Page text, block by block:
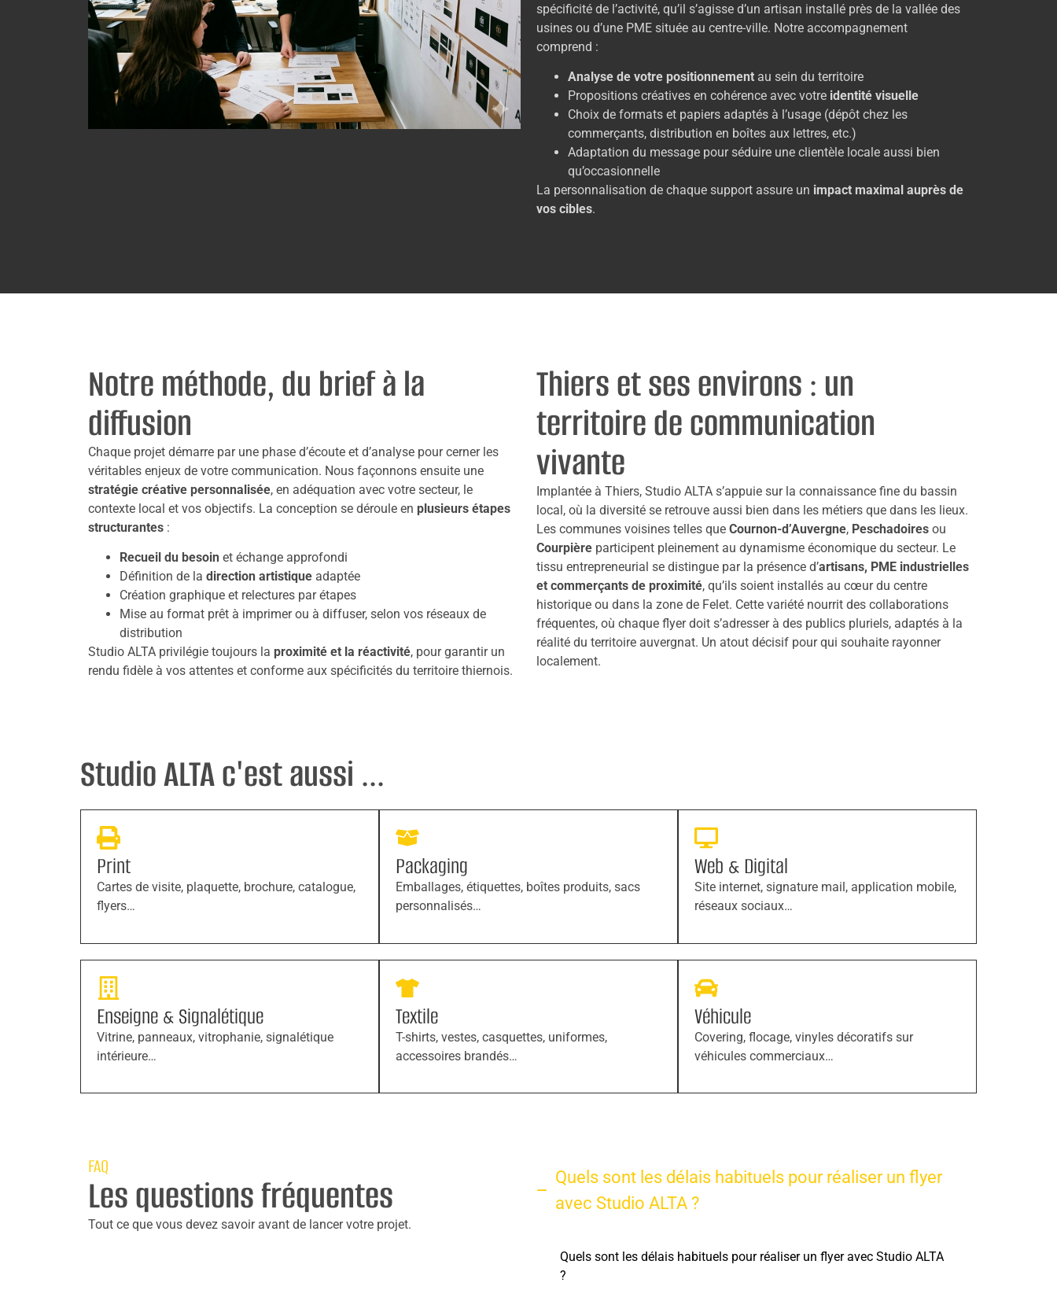
spécificité de l’activité, qu’il s’agisse d’un artisan installé près de la vallée des
usines ou d’une PME située au centre-ville. Notre accompagnement
comprend :
Analyse de votre positionnement au sein du territoire
Propositions créatives en cohérence avec votre identité visuelle
Choix de formats et papiers adaptés à l’usage (dépôt chez les
commerçants, distribution en boîtes aux lettres, etc.)
Adaptation du message pour séduire une clientèle locale aussi bien
qu’occasionnelle
La personnalisation de chaque support assure un impact maximal auprès de
vos cibles.
Notre méthode, du brief à la
diffusion
Chaque projet démarre par une phase d’écoute et d’analyse pour cerner les
véritables enjeux de votre communication. Nous façonnons ensuite une
stratégie créative personnalisée, en adéquation avec votre secteur, le
contexte local et vos objectifs. La conception se déroule en plusieurs étapes
structurantes :
Recueil du besoin et échange approfondi
Définition de la direction artistique adaptée
Création graphique et relectures par étapes
Mise au format prêt à imprimer ou à diffuser, selon vos réseaux de
distribution
Studio ALTA privilégie toujours la proximité et la réactivité, pour garantir un
rendu fidèle à vos attentes et conforme aux spécificités du territoire thiernois.
Thiers et ses environs : un
territoire de communication
vivante
Implantée à Thiers, Studio ALTA s’appuie sur la connaissance fine du bassin
local, où la diversité se retrouve aussi bien dans les métiers que dans les lieux.
Les communes voisines telles que Cournon-d’Auvergne, Peschadoires ou
Courpière participent pleinement au dynamisme économique du secteur. Le
tissu entrepreneurial se distingue par la présence d’artisans, PME industrielles
et commerçants de proximité, qu’ils soient installés au cœur du centre
historique ou dans la zone de Felet. Cette variété nourrit des collaborations
fréquentes, où chaque flyer doit s’adresser à des publics pluriels, adaptés à la
réalité du territoire auvergnat. Un atout décisif pour qui souhaite rayonner
localement.
Studio ALTA c'est aussi ...
Print
Cartes de visite, plaquette, brochure, catalogue,
flyers…
Packaging
Emballages, étiquettes, boîtes produits, sacs
personnalisés…
Web & Digital
Site internet, signature mail, application mobile,
réseaux sociaux…
Enseigne & Signalétique
Vitrine, panneaux, vitrophanie, signalétique
intérieure…
Textile
T-shirts, vestes, casquettes, uniformes,
accessoires brandés…
Véhicule
Covering, flocage, vinyles décoratifs sur
véhicules commerciaux…
FAQ
Les questions fréquentes
Tout ce que vous devez savoir avant de lancer votre projet.
Quels sont les délais habituels pour réaliser un flyer
avec Studio ALTA ?
Quels sont les délais habituels pour réaliser un flyer avec Studio ALTA
?